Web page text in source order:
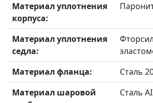
Материал уплотнения
корпуса:
Материал уплотнения
седла:
Материал фланца:
Сталь
Материал шаровой
Сталь